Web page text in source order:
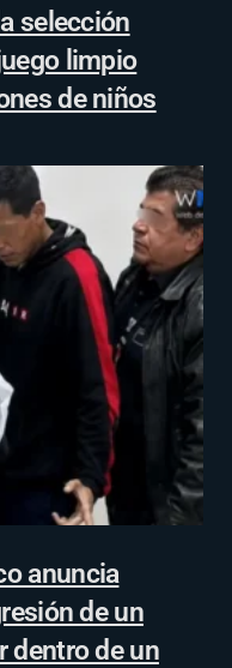
selección
limpio
de niños
anuncia
de un
dentro de un